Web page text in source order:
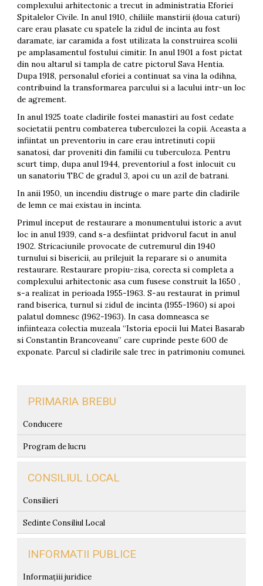
complexului arhitectonic a trecut in administratia Eforiei
Spitalelor Civile. In anul 1910, chiliile manstirii (doua caturi)
care erau plasate cu spatele la zidul de incinta au fost
daramate, iar caramida a fost utilizata la construirea scolii
pe amplasamentul fostului cimitir. In anul 1901 a fost pictat
din nou altarul si tampla de catre pictorul Sava Hentia.
Dupa 1918, personalul eforiei a continuat sa vina la odihna,
contribuind la transformarea parcului si a lacului intr-un loc
de agrement.
In anul 1925 toate cladirile fostei manastiri au fost cedate
societatii pentru combaterea tuberculozei la copii. Aceasta a
infiintat un preventoriu in care erau intretinuti copii
sanatosi, dar proveniti din familii cu tuberculoza. Pentru
scurt timp, dupa anul 1944, preventoriul a fost inlocuit cu
un sanatoriu TBC de gradul 3, apoi cu un azil de batrani.
In anii 1950, un incendiu distruge o mare parte din cladirile
de lemn ce mai existau in incinta.
Primul inceput de restaurare a monumentului istoric a avut
loc in anul 1939, cand s-a desfiintat pridvorul facut in anul
1902. Stricaciunile provocate de cutremurul din 1940
turnului si bisericii, au prilejuit la reparare si o anumita
restaurare. Restaurare propiu-zisa, corecta si completa a
complexului arhitectonic asa cum fusese construit la 1650 ,
s-a realizat in perioada 1955-1963. S-au restaurat in primul
rand biserica, turnul si zidul de incinta (1955-1960) si apoi
palatul domnesc (1962-1963). In casa domneasca se
infiinteaza colectia muzeala “Istoria epocii lui Matei Basarab
si Constantin Brancoveanu” care cuprinde peste 600 de
exponate. Parcul si cladirile sale trec in patrimoniu comunei.
PRIMARIA BREBU
Conducere
Program de lucru
CONSILIUL LOCAL
Consilieri
Sedinte Consiliul Local
INFORMATII PUBLICE
Informațiii juridice